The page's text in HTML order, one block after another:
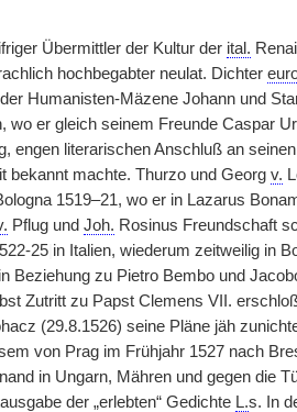
Übermittler der Kultur der ital.
hochbegabter neulat. Dichter
Humanisten-Mäzene Johann und
er gleich seinem Freunde Caspar
engen literarischen Anschluß an
bekannt machte. Thurzo und Georg v.
1519–21, wo er in Lazarus
Pflug und Joh. Rosinus Freundschaft
25| in Italien, wiederum zeitweilig in
Beziehung zu Pietro Bembo und
Zutritt zu Papst Clemens VII.
(29.8.1526) seine Pläne jäh
von Prag im Frühjahr 1527 nach
in Ungarn, Mähren und gegen die
der „erlebten“ Gedichte L.s. In